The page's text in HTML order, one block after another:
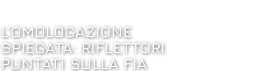
L’OMOLOGAZIONE
SPIEGATA: RIFLETTORI
PUNTATI SULLA FIA